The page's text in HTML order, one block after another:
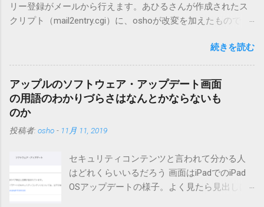
リー登録がメールから行えます。あひるさんが作成されたス
クリプト（mail2entry.cgi）に、oshoが改変を加えたもので
ーも出来ます。 バージョン0.5.3以降の動作確認はMT3.11で行
っています。0.5.2まではMT2.661で確認していました。0.5.3以
降もたぶん動くと思います。 現在のバージョンは0.5.3です。
（2004/12/4リリース）※0.6.3を公開しています。まだ心配な
点が多いため、こちらにはリンクしていません。安定を求め
る方は0.5.3を、新版の機能が必要な方は0.6.3をご利用くださ
い。 こちら からどうぞ。 0.3.6までのバージョンに、エント
版へのアップデートを強くお勧めしてます。 mail-entry.zipを
ダウンロードするにはここをクリックしてください。
（Windowsから解凍したフォルダを見ると「_MACOSX」とい
続きを読む
アップルのソフトウェア・アップデート画面
の用語のわかりづらさはなんとかならないも
のか
投稿者: osho - 11月 11, 2019
セキュリティコンテンツと言われて分かる人
はどれくらいいるだろう 画面はiPadでのiPad
OSアップデートの様子。よく見たら見出しは